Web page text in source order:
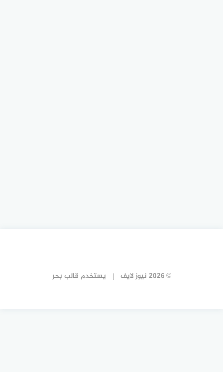
© 2026 نيوز لايف يستخدم قالب بحر